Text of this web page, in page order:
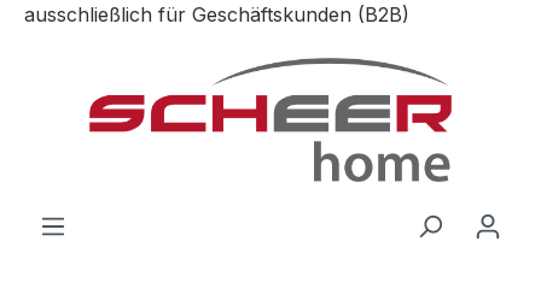
Zum Hauptinhalt springen
ausschließlich für Geschäftskunden (B2B)